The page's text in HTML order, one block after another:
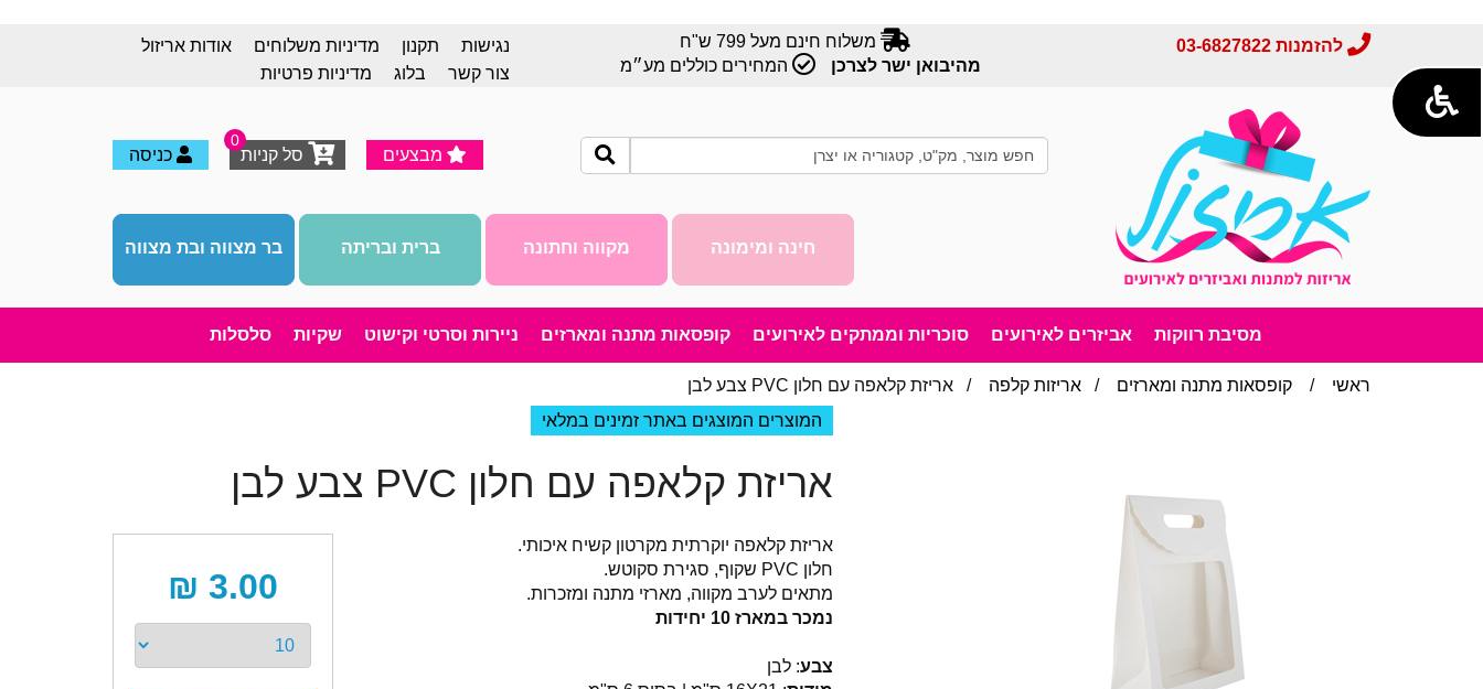
נגישות תקנון מדיניות משלוחים
אודות אריזול
צור קשר
בלוג מדיניות פרטיות
משלוח חינם מעל 799 ש"ח
מהיבואן ישר לצרכן
המחירים כוללים מע״מ
להזמנות 03-6827822
מבצעים סל קניות
0
כניסה
בר מצווה ובת מצווה ברית ובריתה מקווה וחתונה חינה ומימונה
מסיבת רווקות אביזרים לאירועים סוכריות וממתקים לאירועים קופסאות מתנה ומארזים ניירות וסרטי וקישוט שקיות סלסלות
ראשי / קופסאות מתנה ומארזים / אריזות קלפה / אריזת קלאפה עם חלון PVC צבע לבן
המוצרים המוצגים באתר זמינים במלאי
אריזת קלאפה עם חלון PVC צבע לבן
3.00 ₪
אריזת קלאפה יוקרתית מקרטון קשיח איכותי.
חלון PVC שקוף, סגירת סקוטש.
מתאים לערב מקווה, מארזי מתנה ומזכרות.
נמכר במארז 10 יחידות
צבע: לבן